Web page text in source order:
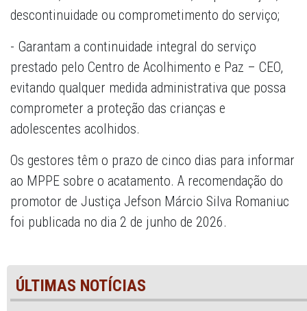
descontinuidade ou comprometimento do serviço;
- Garantam a continuidade integral do serviço
prestado pelo Centro de Acolhimento e Paz – CEO,
evitando qualquer medida administrativa que possa
comprometer a proteção das crianças e
adolescentes acolhidos.
Os gestores têm o prazo de cinco dias para informar
ao MPPE sobre o acatamento. A recomendação do
promotor de Justiça Jefson Márcio Silva Romaniuc
foi publicada no dia 2 de junho de 2026.
ÚLTIMAS NOTÍCIAS